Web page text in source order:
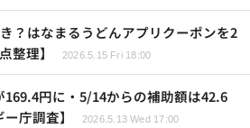
？はなまるうどんアプリクーポンを2
整理】
2026.5.15 Fri 18:00
円に・5/14からの補助額は42.6
庁調査】
2026.5.13 Wed 17:00